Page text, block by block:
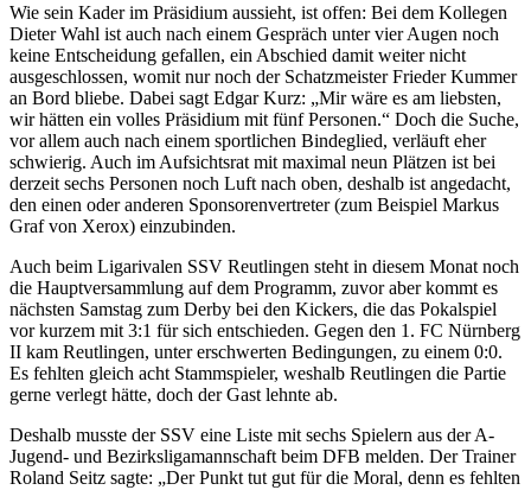
Wie sein Kader im Präsidium aussieht, ist offen: Bei dem Kollegen
Dieter Wahl ist auch nach einem Gespräch unter vier Augen noch
keine Entscheidung gefallen, ein Abschied damit weiter nicht
ausgeschlossen, womit nur noch der Schatzmeister Frieder Kummer
an Bord bliebe. Dabei sagt Edgar Kurz: „Mir wäre es am liebsten,
wir hätten ein volles Präsidium mit fünf Personen.“ Doch die Suche,
vor allem auch nach einem sportlichen Bindeglied, verläuft eher
schwierig. Auch im Aufsichtsrat mit maximal neun Plätzen ist bei
derzeit sechs Personen noch Luft nach oben, deshalb ist angedacht,
den einen oder anderen Sponsorenvertreter (zum Beispiel Markus
Graf von Xerox) einzubinden.
Auch beim Ligarivalen SSV Reutlingen steht in diesem Monat noch
die Hauptversammlung auf dem Programm, zuvor aber kommt es
nächsten Samstag zum Derby bei den Kickers, die das Pokalspiel
vor kurzem mit 3:1 für sich entschieden. Gegen den 1. FC Nürnberg
II kam Reutlingen, unter erschwerten Bedingungen, zu einem 0:0.
Es fehlten gleich acht Stammspieler, weshalb Reutlingen die Partie
gerne verlegt hätte, doch der Gast lehnte ab.
Deshalb musste der SSV eine Liste mit sechs Spielern aus der A-
Jugend- und Bezirksligamannschaft beim DFB melden. Der Trainer
Roland Seitz sagte: „Der Punkt tut gut für die Moral, denn es fehlten